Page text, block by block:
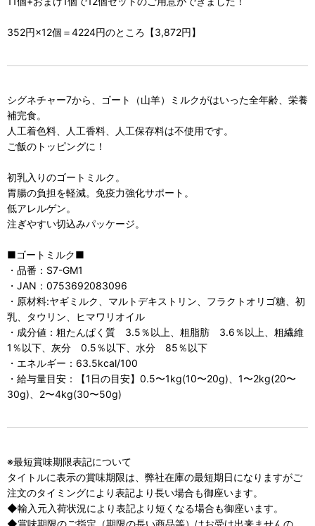
352円×12個＝4224円のところ【3,872円】
シグネチャー7から、ゴート（山羊）ミルクがはいった全年齢、栄養
補完食。
人工着色料、人工香料、人工保存料は不使用です。
ご飯のトッピングに！
初乳入りのゴートミルク。
胃腸の負担を軽減。免疫力強化サポート。
低アレルゲン。
注ぎやすい切込みパッケージ。
■ゴートミルク■
・品番：S7-GM1
・JAN：0753692083096
・原材料:ヤギミルク、マルトデキストリン、フラクトオリゴ糖、初
乳、タウリン、ヒマワリオイル
・成分値：粗たんぱく質 3.5％以上、粗脂肪 3.6％以上、粗繊維
1％以下、灰分 0.5％以下、水分 85％以下
・エネルギー：63.5kcal/100
・給与量目安：【1日の目安】0.5〜1kg(10〜20g)、1〜2kg(20〜
30g)、2〜4kg(30〜50g)
※最短賞味期限表記について
タイトルに表示の賞味期限は、弊社在庫の最短期日になりますがご
注文のタイミングにより表記より長い場合も御座います。
◆輸入元入荷状況により表記より短くなる場合も御座います。
◆賞味期限のご指定（期限の長い商品等）はお受け出来ませんの